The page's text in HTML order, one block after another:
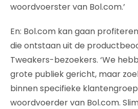
woordvoerster van Bol.com.’
En: Bol.com kan gaan
die ontstaan uit de
Tweakers-bezoekers. ‘We
grote publiek gericht, maar
binnen specifieke
woordvoerder van Bol.com.